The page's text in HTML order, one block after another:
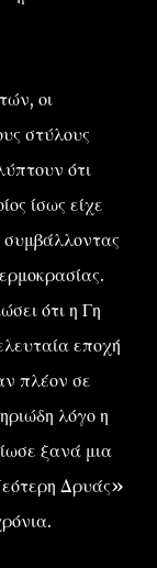
οι
στύλους
ότι
ίσως είχε
ότι η Γη
εποχή
πλέον σε
λόγο η
ξανά μια
Δρυάς»